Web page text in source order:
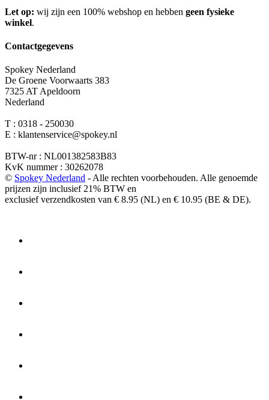
Let op: wij zijn een 100% webshop en hebben geen fysieke
winkel.
Contactgegevens
Spokey Nederland
De Groene Voorwaarts 383
7325 AT Apeldoorn
Nederland
T : 0318 - 250030
E : klantenservice@spokey.nl
BTW-nr : NL001382583B83
KvK nummer : 30262078
© Spokey Nederland - Alle rechten voorbehouden. Alle genoemde
prijzen zijn inclusief 21% BTW en
exclusief verzendkosten van € 8.95 (NL) en € 10.95 (BE & DE).